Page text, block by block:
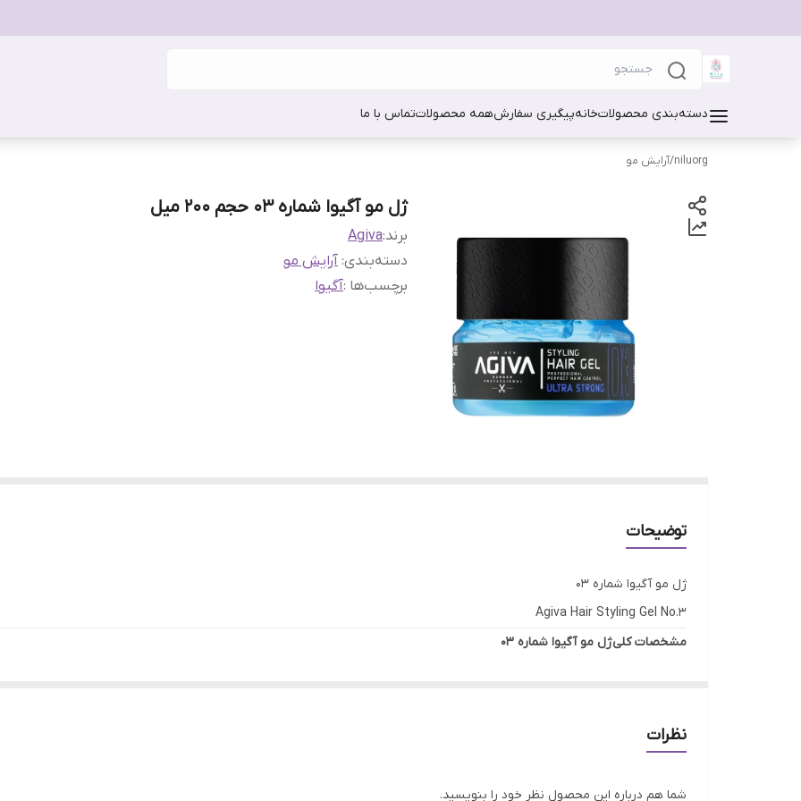
دسته‌بندی محصولاتخانهپیگیری سفارشهمه محصولاتتماس با ما
niluorg
/آرایش مو
ژل مو آگیوا شماره 03 حجم 200 میل
برند:Agiva
دسته‌بندی: آرایش مو
برچسب‌ها :آگیوا
توضیحات
ژل مو آگیوا شماره 03
Agiva Hair Styling Gel No.3
مشخصات کلی ژل مو آگیوا شماره 03
مناسب برای انواع مو، به‌ویژه موهای نازک تا معمولی
ماندگاری طولانی تا ساعت‌ها
نظرات
شما هم درباره این محصول نظر خود را بنویسید.